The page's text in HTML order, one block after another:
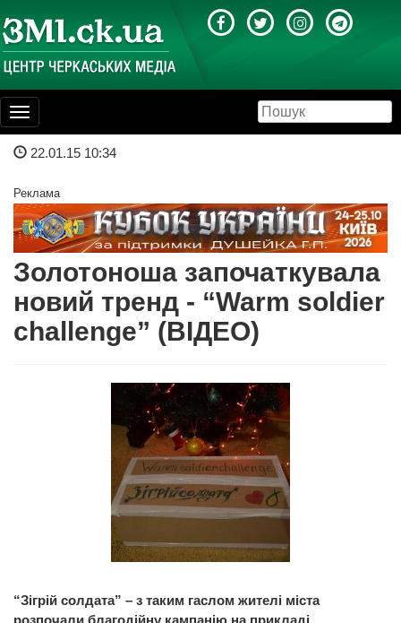
Toggle
navigation
22.01.15 10:34
Реклама
Золотоноша започаткувала
новий тренд - “Warm soldier
challenge” (ВІДЕО)
“Зігрій солдата” – з таким гаслом жителі міста
розпочали благодійну кампанію на прикладі